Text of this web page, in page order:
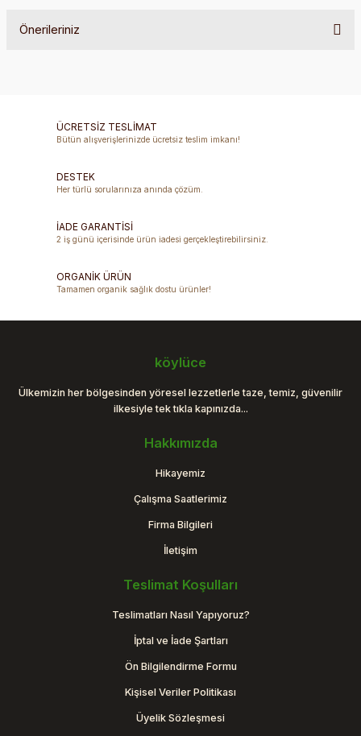
Önerileriniz
Ürün açıklamasında eksik bilgiler bulunuyor.
Ürün fiyatı diğer sitelerden daha pahalı.
Bu ürüne benzer farklı alternatifler olmalı.
ÜCRETSİZ TESLİMAT
Bütün alışverişlerinizde ücretsiz teslim imkanı!
DESTEK
Her türlü sorularınıza anında çözüm.
İADE GARANTİSİ
2 iş günü içerisinde ürün iadesi gerçekleştirebilirsiniz.
ORGANİK ÜRÜN
Tamamen organik sağlık dostu ürünler!
köylüce
Ülkemizin her bölgesinden yöresel lezzetlerle taze, temiz, güvenilir
ilkesiyle tek tıkla kapınızda...
Hakkımızda
Hikayemiz
Çalışma Saatlerimiz
Firma Bilgileri
İletişim
Teslimat Koşulları
Teslimatları Nasıl Yapıyoruz?
İptal ve İade Şartları
Ön Bilgilendirme Formu
Kişisel Veriler Politikası
Üyelik Sözleşmesi